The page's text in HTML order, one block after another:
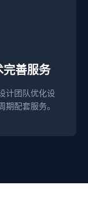
完善服务
计团队优化设
配套服务。